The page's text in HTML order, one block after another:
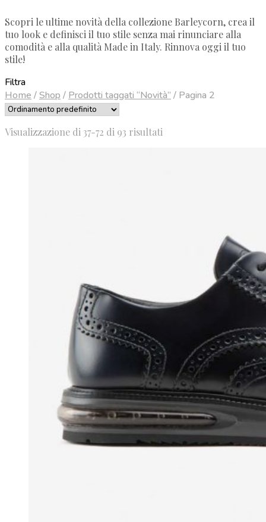
Scopri le ultime novità della collezione Barleycorn, crea il
tuo look e definisci il tuo stile senza mai rinunciare alla
comodità e alla qualità Made in Italy. Rinnova oggi il tuo
stile!
Filtra
Home /Shop / Prodotti taggati “Novità” / Pagina 2
Visualizzazione di 37-72 di 93 risultati